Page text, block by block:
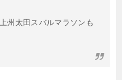
州太田スバルマラソンも